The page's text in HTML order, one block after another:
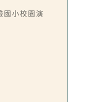
國小校園演